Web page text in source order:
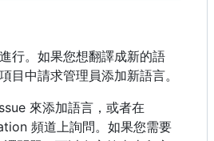
進行。如果您想翻譯成新的語
目中請求管理員添加新語言。
來添加語言，或者在
頻道上詢問。如果您需要